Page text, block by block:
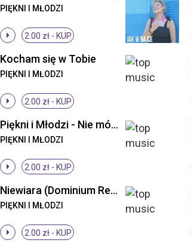
PIĘKNI I MŁODZI
2.00 zł - KUP
Kocham się w Tobie
PIĘKNI I MŁODZI
2.00 zł - KUP
Piękni i Młodzi - Nie mów że (Radio Edit)
PIĘKNI I MŁODZI
2.00 zł - KUP
Niewiara (Dominium Remix)
PIĘKNI I MŁODZI
2.00 zł - KUP